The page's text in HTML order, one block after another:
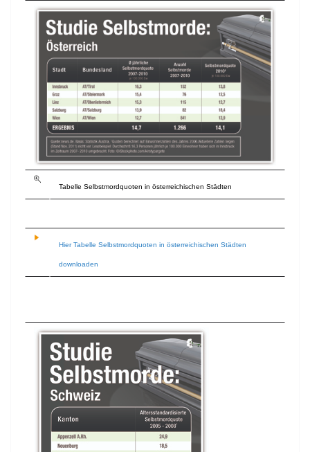
Tabelle Selbstmordquoten in österreichischen Städten
Hier Tabelle Selbstmordquoten in österreichischen Städten
downloaden